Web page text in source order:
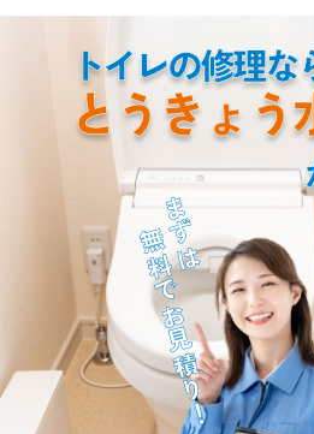
まずは
無料でお見積り！
トイレの修理な
とうきょう